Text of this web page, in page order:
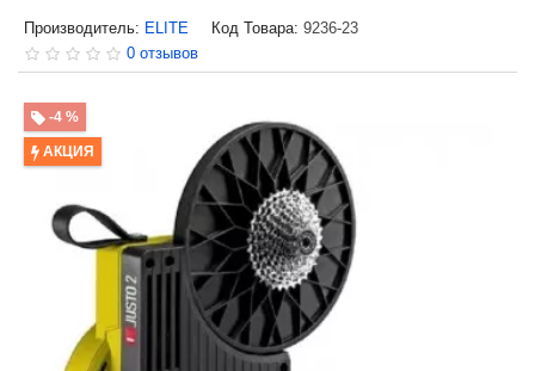
Производитель: ELITE Код Товара: 9236-23
0 отзывов
-4 %
АКЦИЯ